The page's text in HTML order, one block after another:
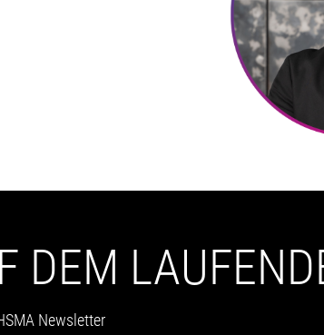
DEM
Newsletter